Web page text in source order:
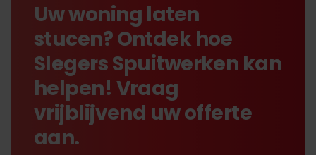
Uw woning laten
stucen? Ontdek hoe
Slegers Spuitwerken kan
helpen! Vraag
vrijblijvend uw offerte
aan.